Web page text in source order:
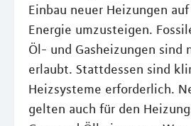
Einbau neuer Heizungen
Energie umzusteigen.
Öl- und Gasheizungen sind
erlaubt. Stattdessen sind
Heizsysteme erforderlich.
gelten auch für den